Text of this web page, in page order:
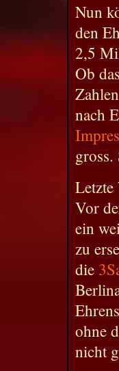
Nun
den
2,5
Ob
nach
Letzte
Vor
ein
zu
die
ohne
nicht